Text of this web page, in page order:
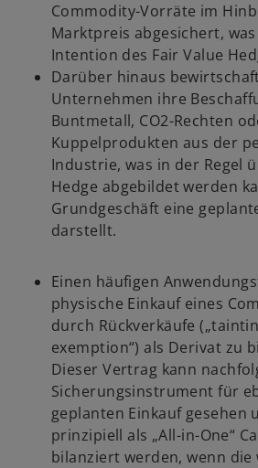
Commodity-Vorräte im
Marktpreis abgesichert,
Intention des Fair Value
Darüber hinaus
Unternehmen ihre
Buntmetall, CO2-Rechten
Kuppelprodukten aus der
Industrie, was in der Regel
Hedge abgebildet werden
Grundgeschäft eine
darstellt.
Einen häufigen
physische Einkauf eines
durch Rückverkäufe
exemption“) als Derivat zu
Dieser Vertrag kann
Sicherungsinstrument für
geplanten Einkauf gesehen
prinzipiell als „All-in-One“
bilanziert werden, wenn die